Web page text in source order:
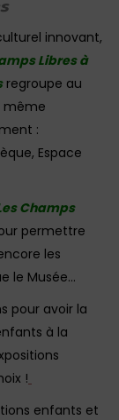
innovant,
Libres à
regroupe au
même
:
Espace
Champs
permettre
les
le Musée…
pour avoir la
à la
!
enfants et